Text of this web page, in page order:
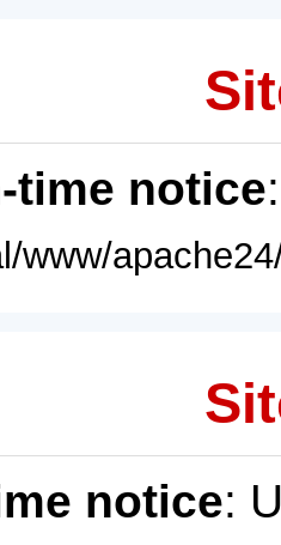
time notice
www/
notice: